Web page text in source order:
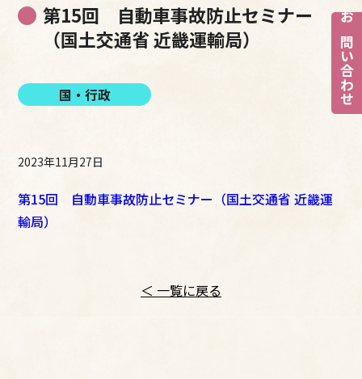
お問い合わせ
第15回 自動車事故防止セミナー
（国土交通省 近畿運輸局）
国・行政
2023年11月27日
第15回 自動車事故防止セミナー（国土交通省 近畿運
輸局）
＜ 一覧に戻る